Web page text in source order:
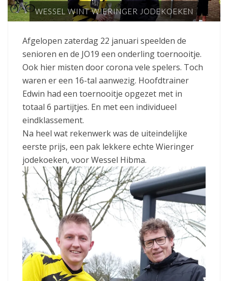
WESSEL WINT WIERINGER JODEKOEKEN
Afgelopen zaterdag 22 januari speelden de
senioren en de JO19 een onderling toernooitje.
Ook hier misten door corona vele spelers. Toch
waren er een 16-tal aanwezig. Hoofdtrainer
Edwin had een toernooitje opgezet met in
totaal 6 partijtjes. En met een individueel
eindklassement.
Na heel wat rekenwerk was de uiteindelijke
eerste prijs, een pak lekkere echte Wieringer
jodekoeken, voor Wessel Hibma.